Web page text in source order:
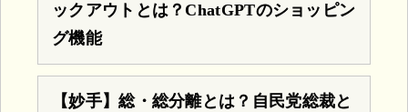
ックアウトとは？ChatGPTのショッピン
グ機能
【妙手】総・総分離とは？自民党総裁と